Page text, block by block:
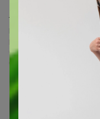
Телеграмм,
Все по Красоте в
Чат в ТЕЛЕГРАММ